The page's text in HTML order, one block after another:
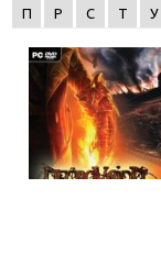
П
Р С Т У